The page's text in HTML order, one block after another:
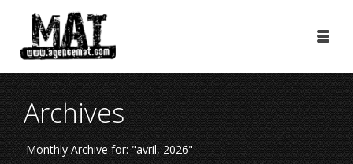
Archives
Monthly Archive for: "avril, 2026"